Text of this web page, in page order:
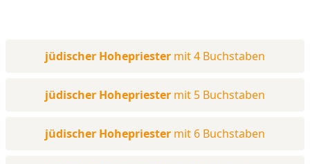
jüdischer Hohepriester mit 4 Buchstaben
jüdischer Hohepriester mit 5 Buchstaben
jüdischer Hohepriester mit 6 Buchstaben